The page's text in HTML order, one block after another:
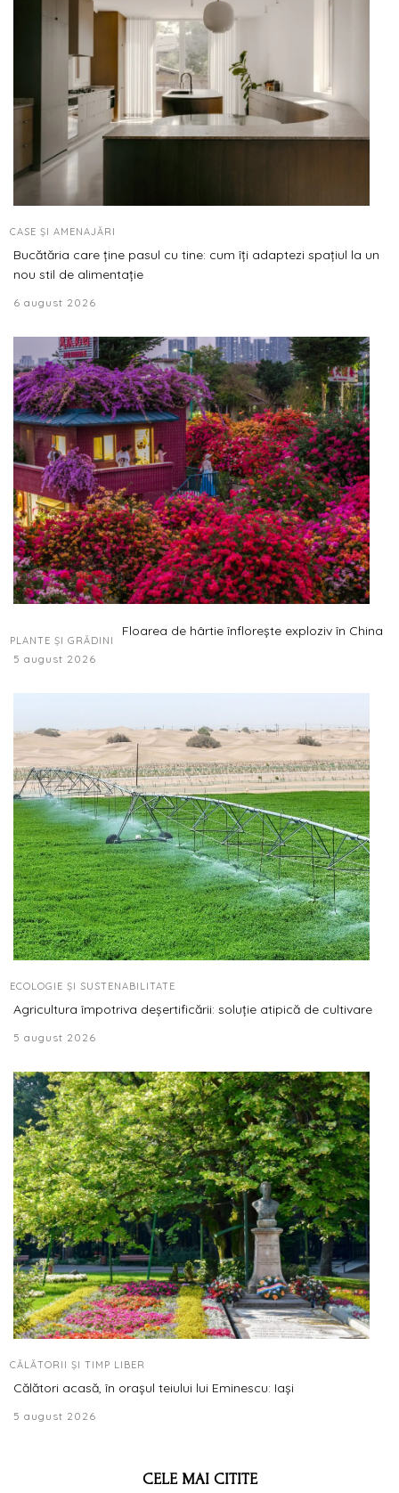
CASE ȘI AMENAJĂRI
Bucătăria care ține pasul cu tine: cum îți adaptezi spațiul la un
nou stil de alimentație
6 august 2026
PLANTE ȘI GRĂDINI
Floarea de hârtie înflorește exploziv în China
5 august 2026
ECOLOGIE ȘI SUSTENABILITATE
Agricultura împotriva deșertificării: soluție atipică de cultivare
5 august 2026
CĂLĂTORII ȘI TIMP LIBER
Călători acasă, în orașul teiului lui Eminescu: Iași
5 august 2026
CELE MAI CITITE